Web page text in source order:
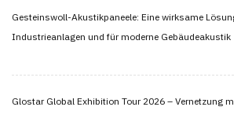
Gesteinswoll-Akustikpaneele: Eine wirksame
Industrieanlagen und für moderne Gebäudeakustik
Glostar Global Exhibition Tour 2026 – Vernetzung